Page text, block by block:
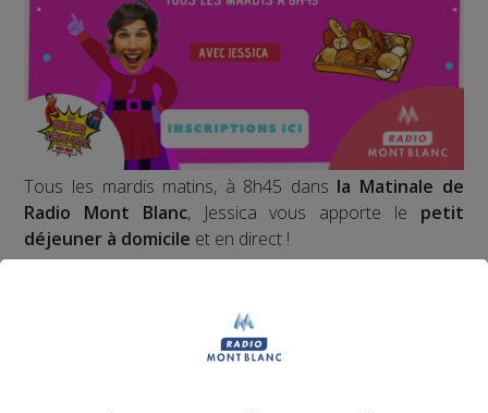
Tous les mardis matins, à 8h45 dans la Matinale de
Radio Mont Blanc, Jessica vous apporte le petit
déjeuner à domicile et en direct !
ingrédients parfaits pour bien démarrer la journée !
Qui sait, vous serez peut-être le prochain à ouvrir vos